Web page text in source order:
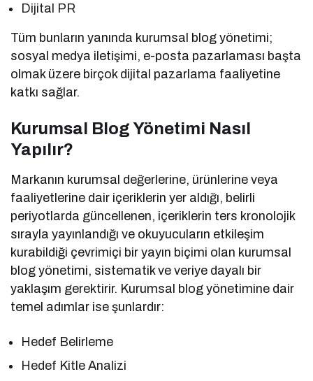
Dijital PR
Tüm bunların yanında kurumsal blog yönetimi;
sosyal medya iletişimi, e-posta pazarlaması başta
olmak üzere birçok dijital pazarlama faaliyetine
katkı sağlar.
Kurumsal Blog Yönetimi Nasıl
Yapılır?
Markanın kurumsal değerlerine, ürünlerine veya
faaliyetlerine dair içeriklerin yer aldığı, belirli
periyotlarda güncellenen, içeriklerin ters kronolojik
sırayla yayınlandığı ve okuyucuların etkileşim
kurabildiği çevrimiçi bir yayın biçimi olan kurumsal
blog yönetimi, sistematik ve veriye dayalı bir
yaklaşım gerektirir. Kurumsal blog yönetimine dair
temel adımlar ise şunlardır:
Hedef Belirleme
Hedef Kitle Analizi